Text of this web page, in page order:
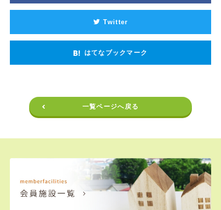
Twitter
はてなブックマーク
一覧ページへ戻る